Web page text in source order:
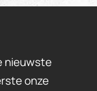
nieuwste
onze